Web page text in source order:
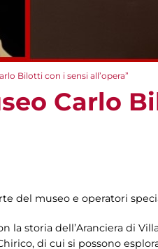
Bilotti con i sensi all’opera”
Carlo
del museo e operatori
la storia dell’Aranciera di
di cui si possono